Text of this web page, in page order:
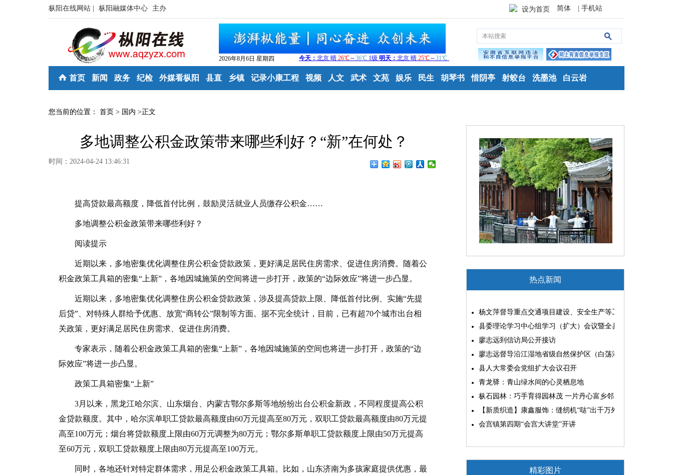
枞阳在线网站 | 枞阳融媒体中心 主办 设为首页 简体 | 手机站
2026年8月6日 星期四
首页 新闻 政务 纪检 外媒看枞阳 县直 乡镇 记录小康工程 视频 人文 武术 文苑 娱乐 民生 胡琴书 惜阴亭 射蛟台 洗墨池 白云岩
您当前的位置： 首页 > 国内 >正文
多地调整公积金政策带来哪些利好？“新”在何处？
时间：2024-04-24 13:46:31
提高贷款最高额度，降低首付比例，鼓励灵活就业人员缴存公积金……
多地调整公积金政策带来哪些利好？
阅读提示
近期以来，多地密集优化调整住房公积金贷款政策，更好满足居民住房需求、促进住房消费。随着公
积金政策工具箱的密集“上新”，各地因城施策的空间将进一步打开，政策的“边际效应”将进一步凸显。
近期以来，多地密集优化调整住房公积金贷款政策，涉及提高贷款上限、降低首付比例、实施“先提
后贷”、对特殊人群给予优惠、放宽“商转公”限制等方面。据不完全统计，目前，已有超70个城市出台相
关政策，更好满足居民住房需求、促进住房消费。
专家表示，随着公积金政策工具箱的密集“上新”，各地因城施策的空间也将进一步打开，政策的“边
际效应”将进一步凸显。
政策工具箱密集“上新”
3月以来，黑龙江哈尔滨、山东烟台、内蒙古鄂尔多斯等地纷纷出台公积金新政，不同程度提高公积
金贷款额度。其中，哈尔滨单职工贷款最高额度由60万元提高至80万元，双职工贷款最高额度由80万元提
高至100万元；烟台将贷款额度上限由60万元调整为80万元；鄂尔多斯单职工贷款额度上限由50万元提高
至60万元，双职工贷款额度上限由80万元提高至100万元。
同时，各地还针对特定群体需求，用足公积金政策工具箱。比如，山东济南为多孩家庭提供优惠，最
热点新闻
杨文萍督导重点交通项目建设、安全生产等工作
县委理论学习中心组学习（扩大）会议暨全县“两为”能力素质
廖志远到信访局公开接访
廖志远督导沿江湿地省级自然保护区（白荡湖片区）问题整改
县人大常委会党组扩大会议召开
青龙驿：青山绿水间的心灵栖息地
枞石园林：巧手育得园林茂 一片丹心富乡邻
【新质织造】康鑫服饰：缝纫机“哒”出千万外贸大生意
会宫镇第四期“会宫大讲堂”开讲
精彩图片